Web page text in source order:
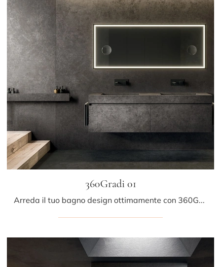
360Gradi 01
Arreda il tuo bagno design ottimamente con 360Gradi 01, mobili bagno sospesi e accessori in MDI di Arrital.